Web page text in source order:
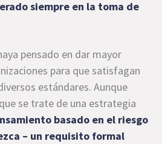
siempre en la toma de
pensado en dar mayor
para que satisfagan
estándares. Aunque
se trate de una estrategia
basado en el riesgo
– un requisito formal